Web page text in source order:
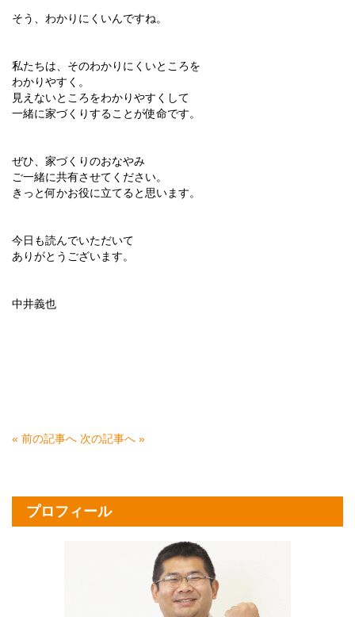
そう、わかりにくいんですね。
私たちは、そのわかりにくいところを
わかりやすく。
見えないところをわかりやすくして
一緒に家づくりすることが使命です。
ぜひ、家づくりのおなやみ
ご一緒に共有させてください。
きっと何かお役に立てると思います。
今日も読んでいただいて
ありがとうございます。
中井義也
« 前の記事へ 次の記事へ »
プロフィール